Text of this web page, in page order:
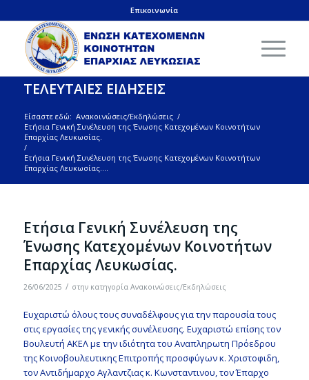
Επικοινωνία
ΤΕΛΕΥΤΑΙΕΣ ΕΙΔΗΣΕΙΣ
Είσαστε εδώ: Ανακοινώσεις/Εκδηλώσεις /
Ετήσια Γενική Συνέλευση της Ένωσης Κατεχομένων Κοινοτήτων
Επαρχίας Λευκωσίας.
/
Ετήσια Γενική Συνέλευση της Ένωσης Κατεχομένων Κοινοτήτων
Επαρχίας Λευκωσίας....
Ετήσια Γενική Συνέλευση της
Ένωσης Κατεχομένων Κοινοτήτων
Επαρχίας Λευκωσίας.
26/06/2025 / στην κατηγορία Ανακοινώσεις/Εκδηλώσεις
Ευχαριστώ όλους τους συναδέλφους για την παρουσία τους
στις εργασίες της γενικής συνέλευσης. Ευχαριστώ επίσης τον
Βουλευτή ΑΚΕΛ με την ιδιότητα του Αναπληρωτη Πρόεδρου
της Κοινοβουλευτικης Επιτροπής προσφύγων κ. Χριστοφιδη,
τον Αντιδήμαρχο Αγλαντζιας κ. Κωνσταντινου, τον Έπαρχο